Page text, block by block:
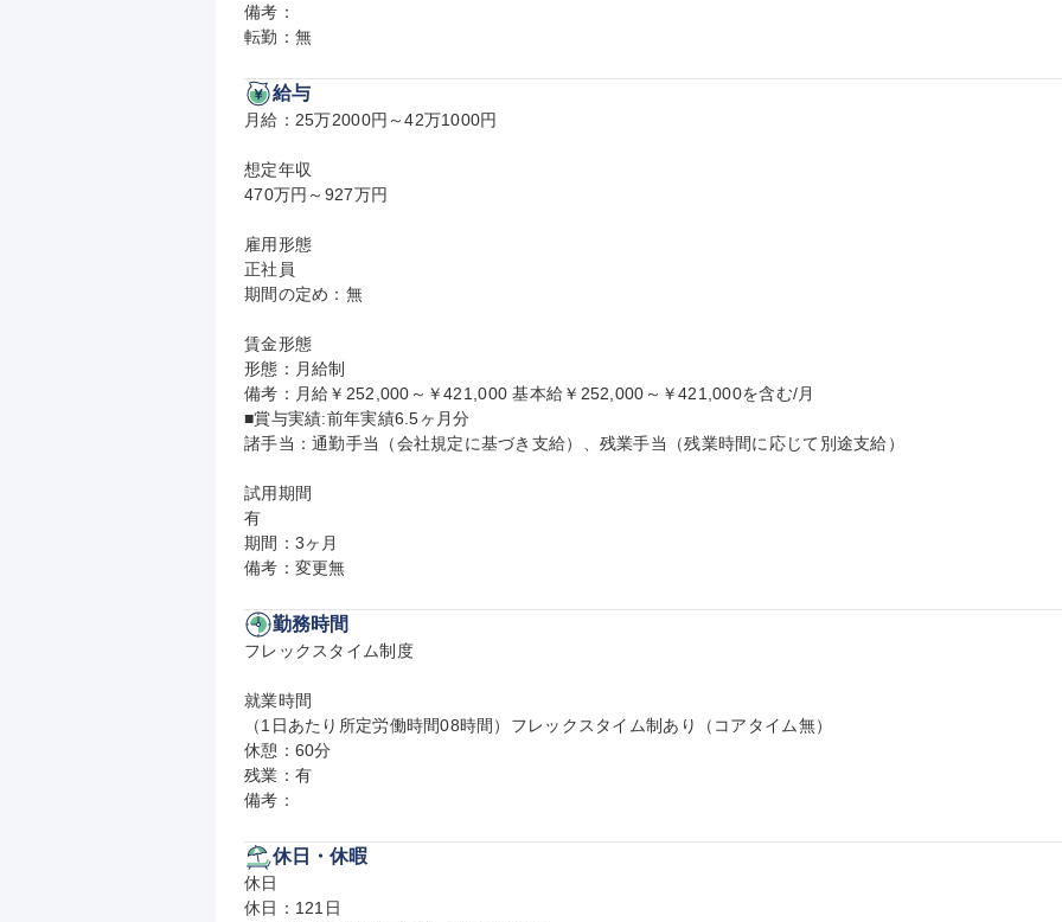
備考：
転勤：無
給与
月給：25万2000円～42万1000円
想定年収
470万円～927万円
雇用形態
正社員
期間の定め：無
賃金形態
形態：月給制
備考：月給￥252,000～￥421,000 基本給￥252,000～￥421,000を含む/月
■賞与実績:前年実績6.5ヶ月分
諸手当：通勤手当（会社規定に基づき支給）、残業手当（残業時間に応じて別途支給）
試用期間
有
期間：3ヶ月
備考：変更無
勤務時間
フレックスタイム制度
就業時間
（1日あたり所定労働時間08時間）フレックスタイム制あり（コアタイム無）
休憩：60分
残業：有
備考：
休日・休暇
休日
休日：121日